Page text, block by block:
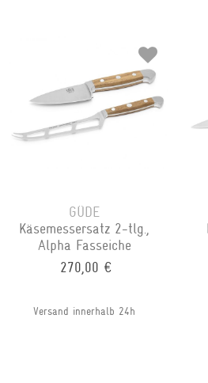
GÜDE
Käsemessersatz 2-tlg.,
Alpha Fasseiche
270,00 €
Versand innerhalb 24h